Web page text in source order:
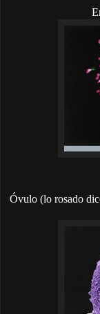
Óvulo (lo rosado